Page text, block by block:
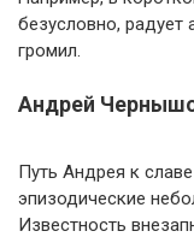
безусловно, радует
громил.
Андрей
Путь Андрея к
эпизодические
Известность